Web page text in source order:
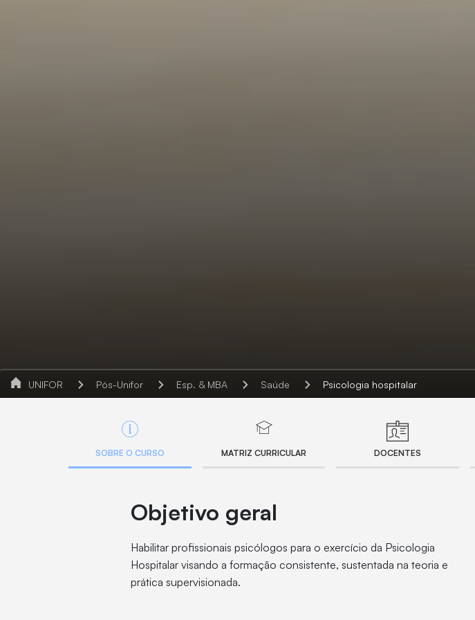
UNIFOR Pós-Unifor Esp. & MBA Saúde Psicologia hospitalar
SOBRE O CURSO MATRIZ CURRICULAR DOCENTES
Objetivo geral
Habilitar profissionais psicólogos para o exercício da Psicologia
Hospitalar visando a formação consistente, sustentada na teoria e
prática supervisionada.